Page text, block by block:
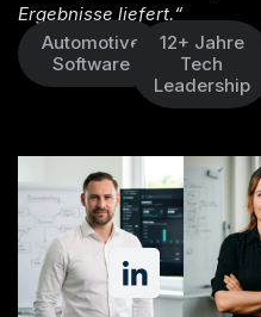
Ergebnisse liefert.“
Automotive
Software
12+ Jahre
Tech
Leadership